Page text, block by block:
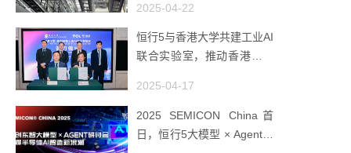
2025-04-22
恒行5与香港大学共建工业AI
联合实验室，推动香港成为
2025-04-17
2025 SEMICON China首
日，恒行5大模型 × Agent研